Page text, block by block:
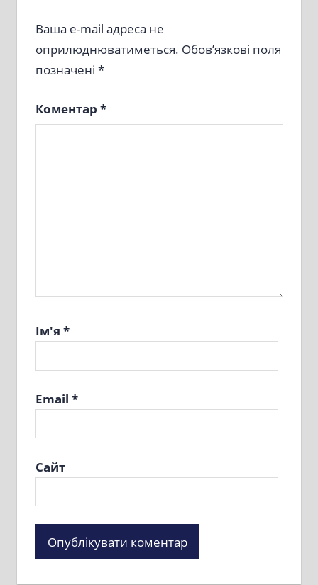
Ваша e-mail адреса не
оприлюднюватиметься. Обов’язкові поля
позначені *
Коментар *
Ім'я *
Email *
Сайт